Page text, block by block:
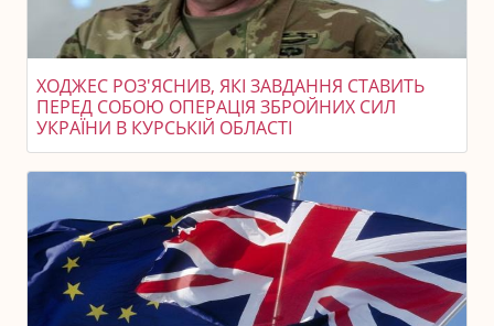
ХОДЖЕС РОЗ'ЯСНИВ, ЯКІ ЗАВДАННЯ СТАВИТЬ
ПЕРЕД СОБОЮ ОПЕРАЦІЯ ЗБРОЙНИХ СИЛ
УКРАЇНИ В КУРСЬКІЙ ОБЛАСТІ